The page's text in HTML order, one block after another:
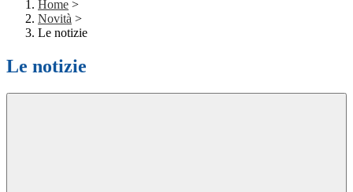
Home >
Novità >
Le notizie
Le notizie